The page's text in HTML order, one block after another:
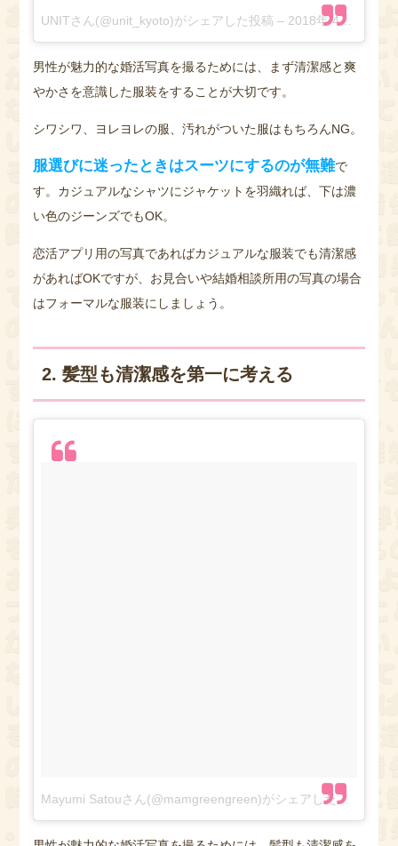
UNITさん(@unit_kyoto)がシェアした投稿 – 2018年 4月月21日午前2時33分PDT
男性が魅力的な婚活写真を撮るためには、まず清潔感と爽
やかさを意識した服装をすることが大切です。
シワシワ、ヨレヨレの服、汚れがついた服はもちろんNG。
服選びに迷ったときはスーツにするのが無難で
す。カジュアルなシャツにジャケットを羽織れば、下は濃
い色のジーンズでもOK。
恋活アプリ用の写真であればカジュアルな服装でも清潔感
があればOKですが、お見合いや結婚相談所用の写真の場合
はフォーマルな服装にしましょう。
2. 髪型も清潔感を第一に考える
Mayumi Satouさん(@mamgreengreen)がシェアした投稿